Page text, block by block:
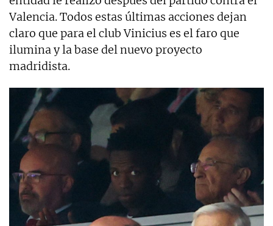
Valencia. Todos estas últimas acciones dejan
claro que para el club Vinicius es el faro que
ilumina y la base del nuevo proyecto
madridista.